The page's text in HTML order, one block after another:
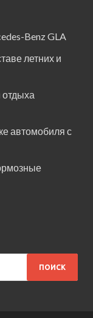
Benz GLA
летних и
отдыха
автомобиля с